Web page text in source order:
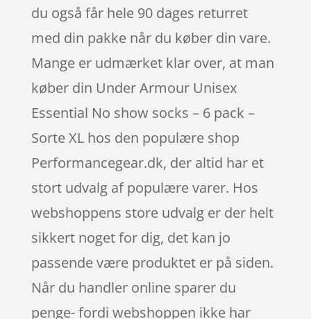
du også får hele 90 dages returret
med din pakke når du køber din vare.
Mange er udmærket klar over, at man
køber din Under Armour Unisex
Essential No show socks – 6 pack –
Sorte XL hos den populære shop
Performancegear.dk, der altid har et
stort udvalg af populære varer. Hos
webshoppens store udvalg er der helt
sikkert noget for dig, det kan jo
passende være produktet er på siden.
Når du handler online sparer du
penge- fordi webshoppen ikke har